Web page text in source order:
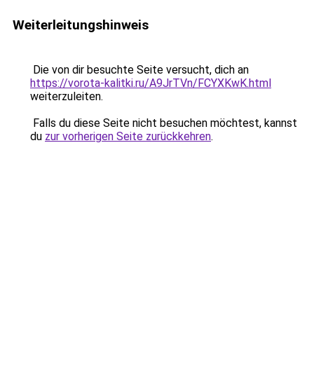
Weiterleitungshinweis
Die von dir besuchte Seite versucht, dich an
https://vorota-kalitki.ru/A9JrTVn/FCYXKwK.html
weiterzuleiten.
Falls du diese Seite nicht besuchen möchtest, kannst
du zur vorherigen Seite zurückkehren.